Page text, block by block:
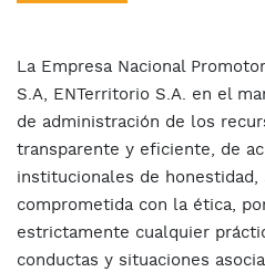
La Empresa Nacional
S.A, ENTerritorio S.A. en el
de administración de los
transparente y eficiente, de
institucionales de honestidad,
comprometida con la ética,
estrictamente cualquier
conductas y situaciones